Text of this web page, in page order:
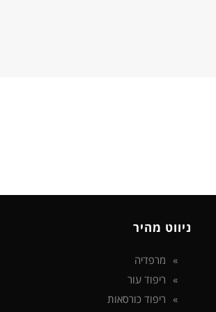
ניווט מהיר
מרפדיה
ריפוד עור
ריפוד כורסאות